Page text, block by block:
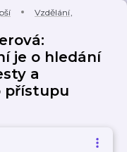
Vzdělání,
je o hledání
a
přístupu